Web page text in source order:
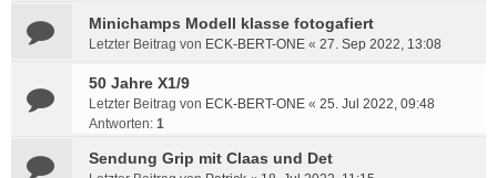
Minichamps Modell klasse fotogafiert
Letzter Beitrag von ECK-BERT-ONE « 27. Sep 2022, 13:08
50 Jahre X1/9
Letzter Beitrag von ECK-BERT-ONE « 25. Jul 2022, 09:48
Antworten: 1
Sendung Grip mit Claas und Det